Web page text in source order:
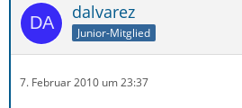
dalvarez
Junior-Mitglied
7. Februar 2010 um 23:37